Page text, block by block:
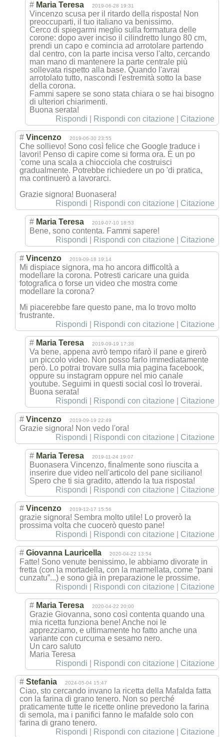
# Maria Teresa 2019-06-28 19:31
Vincenzo scusa per il ritardo della risposta! Non
preoccuparti, il tuo italiano va benissimo.
Cerco di spiegarmi meglio sulla formatura delle
corone: dopo aver inciso il cilindretto lungo 80 cm,
prendi un capo e comincia ad arrotolare partendo
dal centro, con la parte incisa verso l'alto, cercando
man mano di mantenere la parte centrale più
sollevata rispetto alla base. Quando l'avrai
arrotolato tutto, nascondi l'estremità sotto la base
della corona.
Fammi sapere se sono stata chiara o se hai bisogno
di ulteriori chiarimenti.
Buona serata!
Rispondi
Rispondi con citazione Citazione
# Vincenzo 2019-06-30 23:55
Che sollievo! Sono così felice che Google traduce i
lavori! Penso di capire come si forma ora. È un po
'come una scala a chiocciola che costruisci
gradualmente. Potrebbe richiedere un po 'di pratica,
ma continuerò a lavorarci.
Grazie signora! Buonasera!
Rispondi
Rispondi con citazione Citazione
# Maria Teresa 2019-07-10 18:53
Bene, sono contenta. Fammi sapere!
Rispondi
Rispondi con citazione Citazione
# Vincenzo 2019-09-18 19:14
Mi dispiace signora, ma ho ancora difficoltà a
modellare la corona. Potresti caricare una guida
fotografica o forse un video che mostra come
modellare la corona?
Mi piacerebbe fare questo pane, ma lo trovo molto
frustrante.
Rispondi
Rispondi con citazione Citazione
# Maria Teresa 2019-09-19 17:38
Va bene, appena avrò tempo rifarò il pane e girerò
un piccolo video. Non posso farlo immediatamente
però. Lo potrai trovare sulla mia pagina facebook,
oppure su instagram oppure nel mio canale
youtube. Seguimi in questi social così lo troverai.
Buona serata!
Rispondi
Rispondi con citazione Citazione
# Vincenzo 2019-09-19 22:49
Grazie signora! Non vedo l'ora!
Rispondi
Rispondi con citazione Citazione
# Maria Teresa 2019-11-24 19:07
Buonasera Vincenzo, finalmente sono riuscita a
inserire due video nell'articolo del pane siciliano!
Spero che ti sia gradito, attendo la tua risposta!
Rispondi
Rispondi con citazione Citazione
# Vincenzo 2019-12-17 15:56
grazie signora! Sembra molto utile! Lo proverò la
prossima volta che cuocerò questo pane!
Rispondi
Rispondi con citazione Citazione
# Giovanna Lauricella 2020-04-22 13:54
Fatte! Sono venute benissimo, le abbiamo divorate in
fretta (con la mortadella, con la marmellata, come “pani
cunzatu”...) e sono già in preparazione le prossime.
Rispondi
Rispondi con citazione Citazione
# Maria Teresa 2020-04-22 20:00
Grazie Giovanna, sono così contenta quando una
mia ricetta funziona bene! Anche noi le
apprezziamo, e ultimamente ho fatto anche una
variante con curcuma e sesamo nero.
Un caro saluto
Maria Teresa
Rispondi
Rispondi con citazione Citazione
# Stefania 2024-05-04 15:47
Ciao, sto cercando invano la ricetta della Mafalda fatta
con la farina di grano tenero. Non so perché
praticamente tutte le ricette online prevedono la farina
di semola, ma i panifici fanno le mafalde solo con
farina di grano tenero.
Rispondi
Rispondi con citazione Citazione